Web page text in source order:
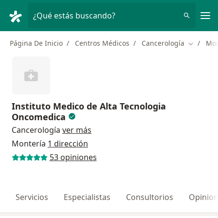
¿Qué estás buscando?
Página De Inicio Centros Médicos Cancerología Cambiar
Instituto Medico de Alta Tecnologia
Oncomedica
Cancerología ver más
Montería 1 dirección
53 opiniones
Servicios Especialistas Consultorios